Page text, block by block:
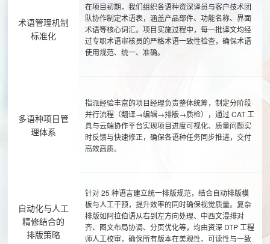
术语管理机制
标准化
多语种项目管
理体系
自动化与人工
精修结合的
排版策略
在项目初期，我们组织各语种资深译员与客户技术团
队协作制定术语表，涵盖产品部件、功能名称、界面
术语等核心词汇。项目实施过程中，每一批译文均经
过专职术语审核员的严格术语一致性检查，确保术语
使用规范、统一、准确。
指派经验丰富的项目经理负责整体统筹，制定分阶段
并行流程（翻译→编辑→排版→质检），通过 CAT 工
具与云端协作平台实现项目进度可视化、质量问题实
时反馈与快速修正，确保各语种任务同步推进，交付
高效高质。
针对 25 种语言建立统一排版规范，结合自动排版模
板与人工干预，提升效率的同时确保视觉质量。复杂
排版如阿拉伯语从右到左方向处理、中西文混排对
齐、图文布局协调、分页优化等，均由资深 DTP 工程
师人工校审，确保所有版本在美观性、可读性与一致